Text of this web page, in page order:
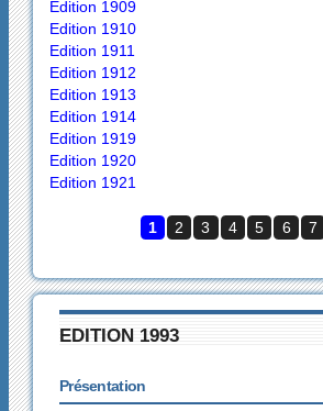
Edition 1909
Edition 1910
Edition 1911
Edition 1912
Edition 1913
Edition 1914
Edition 1919
Edition 1920
Edition 1921
1 2 3 4 5 6 7
EDITION 1993
Présentation